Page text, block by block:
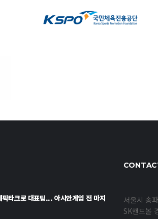
타크로 대표팀... 아시안게임 전 마지
서울시 송
SK핸드볼